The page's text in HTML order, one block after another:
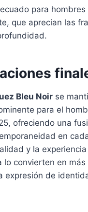
para hombres
que aprecian las
Bleu Noir se
para el
ofreciendo una
en
y la
lo convierten en más
expresión de